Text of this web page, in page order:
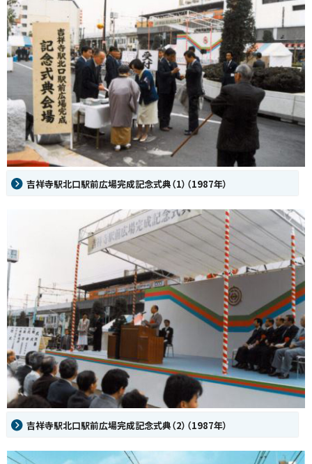
吉祥寺駅北口駅前広場完成記念式典（1）（1987年）
吉祥寺駅北口駅前広場完成記念式典（2）（1987年）